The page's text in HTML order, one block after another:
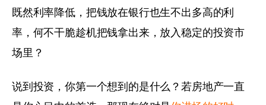
既然利率降低，把钱放在银行也生不出多高的利
率，何不干脆趁机把钱拿出来，放入稳定的投资市
场里？
说到投资，你第一个想到的是什么？若房地产一直